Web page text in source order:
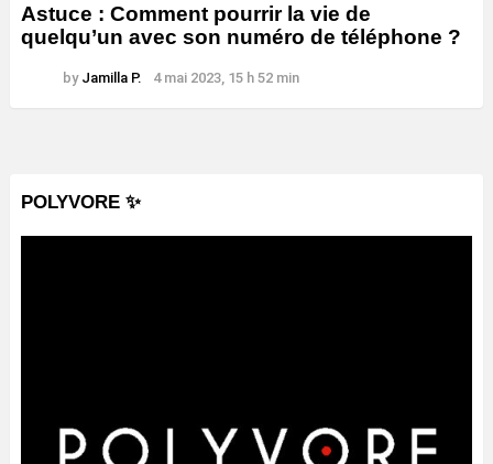
Astuce : Comment pourrir la vie de
quelqu’un avec son numéro de téléphone ?
by Jamilla P. 4 mai 2023, 15 h 52 min
POLYVORE ✨